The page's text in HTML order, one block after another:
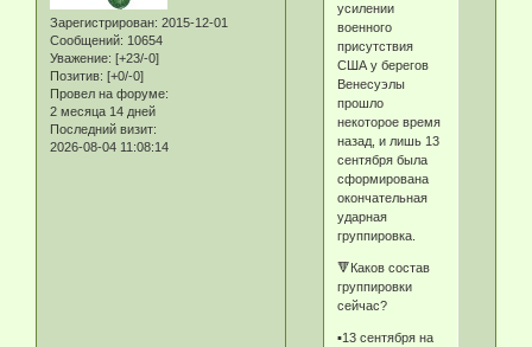
Зарегистрирован: 2015-12-01
Сообщений: 10654
Уважение: [+23/-0]
Позитив: [+0/-0]
Провел на форуме:
2 месяца 14 дней
Последний визит:
2026-08-04 11:08:14
усилении
военного
присутствия
США у берегов
Венесуэлы
прошло
некоторое время
назад, и лишь 13
сентября была
сформирована
окончательная
ударная
группировка.
🔻Каков состав
группировки
сейчас?
▪️13 сентября на